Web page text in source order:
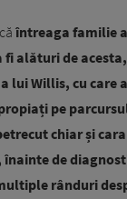
întreaga familie
fi alături de
lui Willis, cu care
pe
chiar și
de
rânduri